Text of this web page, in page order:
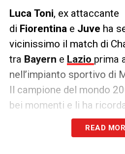
Luca Toni, ex attaccante
di Fiorentinae Juve ha
vicinissimo il match di
tra Bayern e Lazio prima
nell’impianto sportivo di
Il campione del mondo
bei momenti e li ha
La Gazzetta
READ